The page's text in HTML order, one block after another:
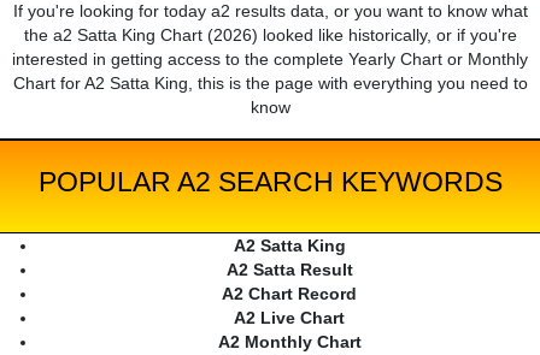
If you're looking for today a2 results data, or you want to know what
the a2 Satta King Chart (2026) looked like historically, or if you're
interested in getting access to the complete Yearly Chart or Monthly
Chart for A2 Satta King, this is the page with everything you need to
know
POPULAR A2 SEARCH KEYWORDS
A2 Satta King
A2 Satta Result
A2 Chart Record
A2 Live Chart
A2 Monthly Chart